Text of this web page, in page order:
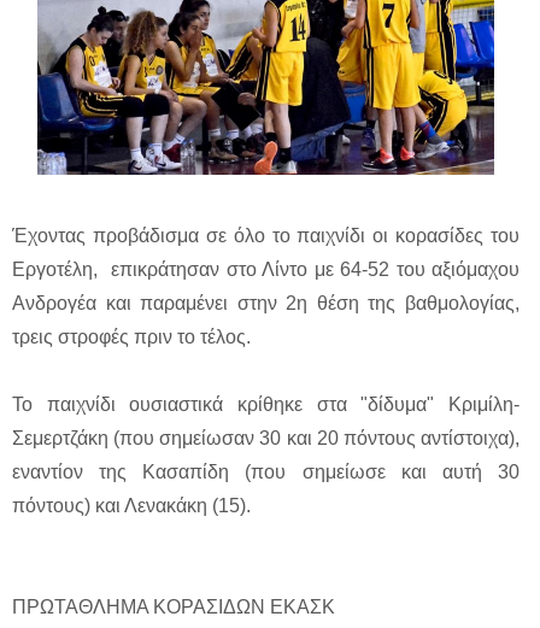
Έχοντας προβάδισμα σε όλο το παιχνίδι οι κορασίδες του
Εργοτέλη, επικράτησαν στο Λίντο με 64-52 του αξιόμαχου
Ανδρογέα και παραμένει στην 2η θέση της βαθμολογίας,
τρεις στροφές πριν το τέλος.
Το παιχνίδι ουσιαστικά κρίθηκε στα "δίδυμα" Κριμίλη-
Σεμερτζάκη (που σημείωσαν 30 και 20 πόντους αντίστοιχα),
εναντίον της Κασαπίδη (που σημείωσε και αυτή 30
πόντους) και Λενακάκη (15).
ΠΡΩΤΑΘΛΗΜΑ ΚΟΡΑΣΙΔΩΝ ΕΚΑΣΚ